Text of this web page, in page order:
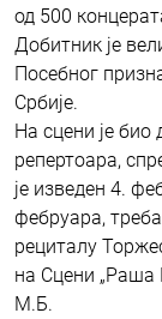
од 500
Добитник је
Посебног
Србије.
На сцени је био
репертоара,
је изведен 4.
фебруара,
рециталу
на Сцени „Раша
М.Б.